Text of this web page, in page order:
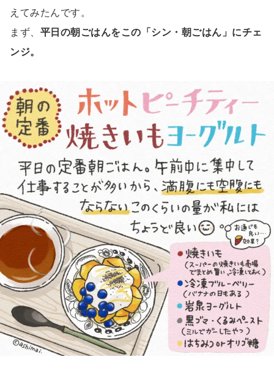
えてみたんです。
まず、 平日の朝ごはんをこの「シン・朝ごはん」にチェ
ンジ。